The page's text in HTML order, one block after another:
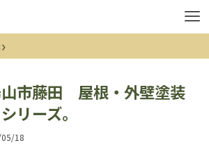
市藤田 屋根・外壁塗装
リーズ。
18